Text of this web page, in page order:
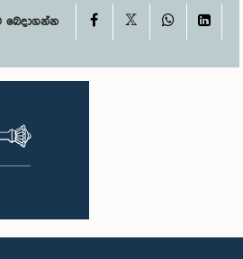
බෙදාගන්න Facebook WhatsApp